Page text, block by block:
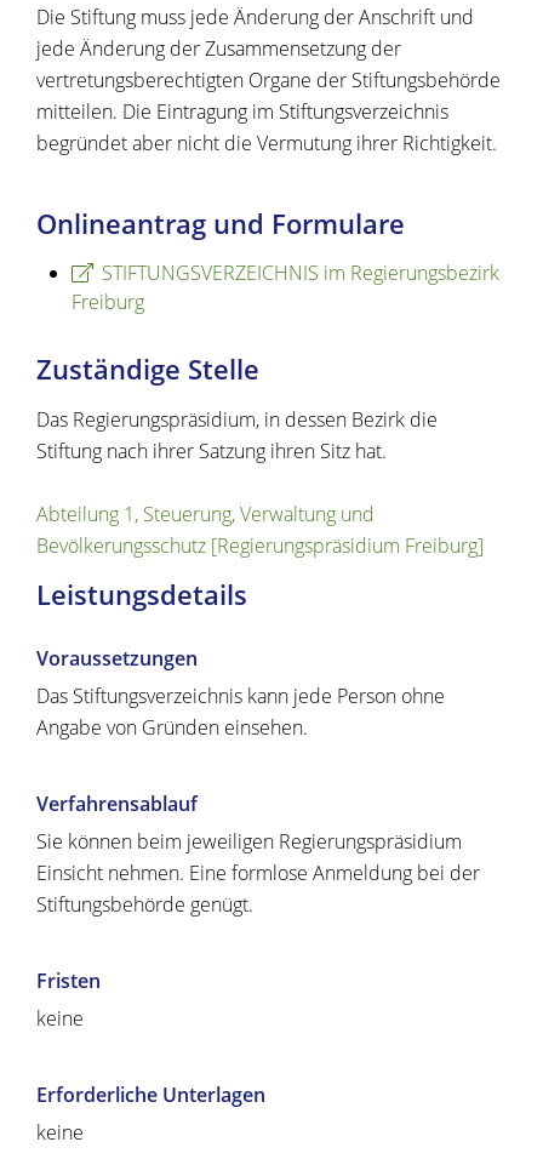
Die Stiftung muss jede Änderung der Anschrift und
jede Änderung der Zusammensetzung der
vertretungsberechtigten Organe der Stiftungsbehörde
mitteilen. Die Eintragung im Stiftungsverzeichnis
begründet aber nicht die Vermutung ihrer Richtigkeit.
Onlineantrag und Formulare
STIFTUNGSVERZEICHNIS im Regierungsbezirk
Freiburg
Zuständige Stelle
Das Regierungspräsidium, in dessen Bezirk die
Stiftung nach ihrer Satzung ihren Sitz hat.
Abteilung 1, Steuerung, Verwaltung und
Bevölkerungsschutz [Regierungspräsidium Freiburg]
Leistungsdetails
Voraussetzungen
Das Stiftungsverzeichnis kann jede Person ohne
Angabe von Gründen einsehen.
Verfahrensablauf
Sie können beim jeweiligen Regierungspräsidium
Einsicht nehmen. Eine formlose Anmeldung bei der
Stiftungsbehörde genügt.
Fristen
keine
Erforderliche Unterlagen
keine